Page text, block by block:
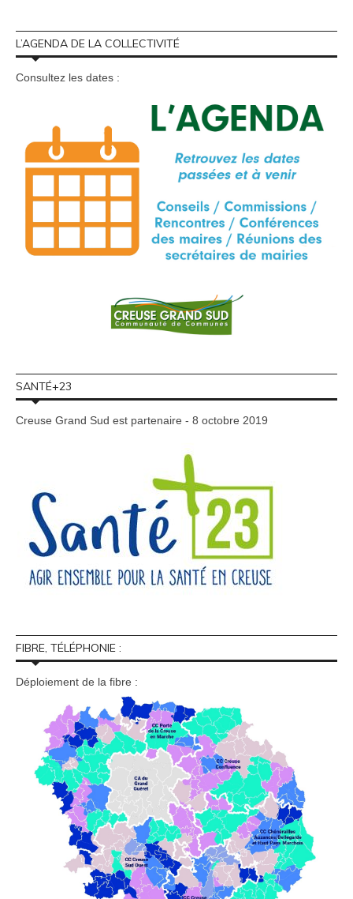
L’AGENDA DE LA COLLECTIVITÉ
Consultez les dates :
SANTÉ+23
Creuse Grand Sud est partenaire - 8 octobre 2019
FIBRE, TÉLÉPHONIE :
Déploiement de la fibre :